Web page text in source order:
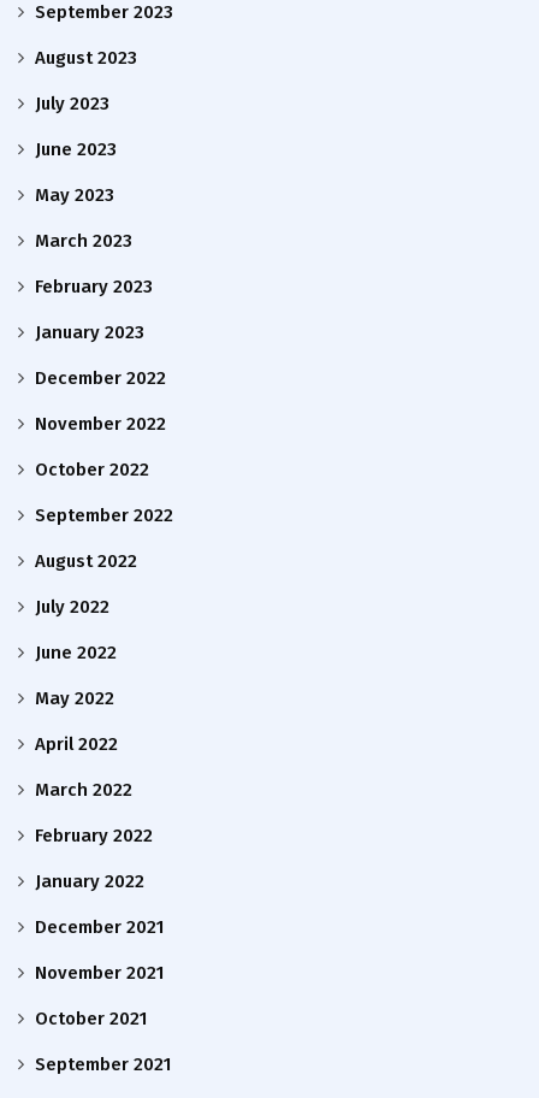
September 2023
August 2023
July 2023
June 2023
May 2023
March 2023
February 2023
January 2023
December 2022
November 2022
October 2022
September 2022
August 2022
July 2022
June 2022
May 2022
April 2022
March 2022
February 2022
January 2022
December 2021
November 2021
October 2021
September 2021